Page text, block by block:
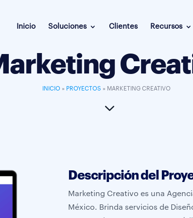
Inicio Soluciones Clientes Recursos
INICIO » PROYECTOS » MARKETING CREATIVO
3
Descripción del
Marketing Creativo es una
México. Brinda servicios de